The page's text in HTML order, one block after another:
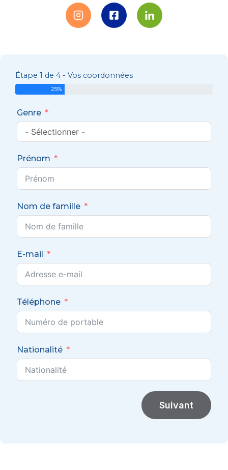
Étape 1 de 4 - Vos coordonnées
25%
Genre
Prénom
Nom de famille
E-mail
Téléphone
Nationalité
Suivant